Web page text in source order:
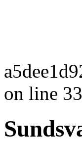
on line